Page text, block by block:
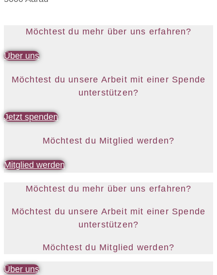
Möchtest du mehr über uns erfahren?
Über uns
Möchtest du unsere Arbeit mit einer Spende
unterstützen?
Jetzt spenden
Möchtest du Mitglied werden?
Mitglied werden
Möchtest du mehr über uns erfahren?
Möchtest du unsere Arbeit mit einer Spende
unterstützen?
Möchtest du Mitglied werden?
Über uns